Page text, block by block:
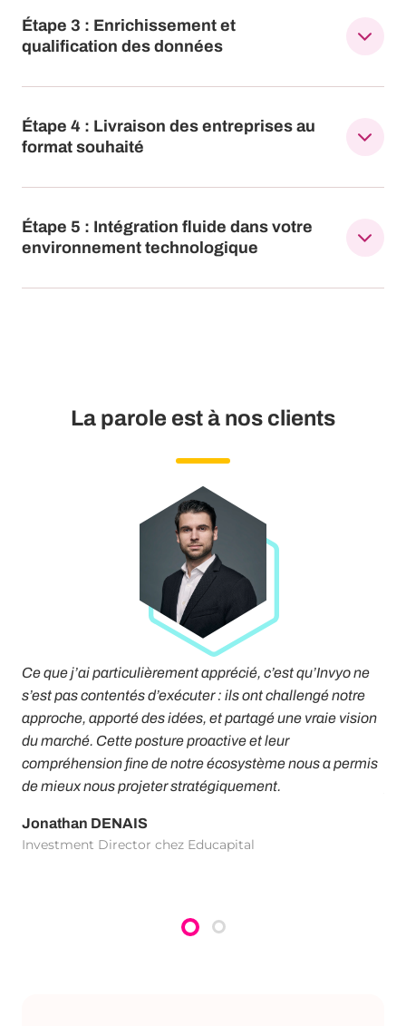
Étape 3 : Enrichissement et
qualification des données
Étape 4 : Livraison des entreprises au
format souhaité
Étape 5 : Intégration fluide dans votre
environnement technologique
La parole est à nos clients
Ce que j’ai particulièrement apprécié, c’est qu’Invyo ne
s’est pas contentés d’exécuter : ils ont challengé notre
approche, apporté des idées, et partagé une vraie vision
du marché. Cette posture proactive et leur
compréhension fine de notre écosystème nous a permis
de mieux nous projeter stratégiquement.
Jonathan DENAIS
Investment Director chez Educapital